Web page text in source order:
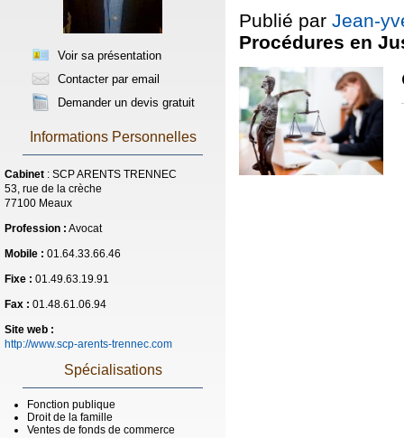
Voir sa présentation
Contacter par email
Demander un devis gratuit
Informations Personnelles
Cabinet : SCP ARENTS TRENNEC
53, rue de la crèche
77100 Meaux
Profession : Avocat
Mobile : 01.64.33.66.46
Fixe : 01.49.63.19.91
Fax : 01.48.61.06.94
Site web :
http://www.scp-arents-trennec.com
Spécialisations
Fonction publique
Droit de la famille
Ventes de fonds de commerce
Publié par Jean-
Procédures en